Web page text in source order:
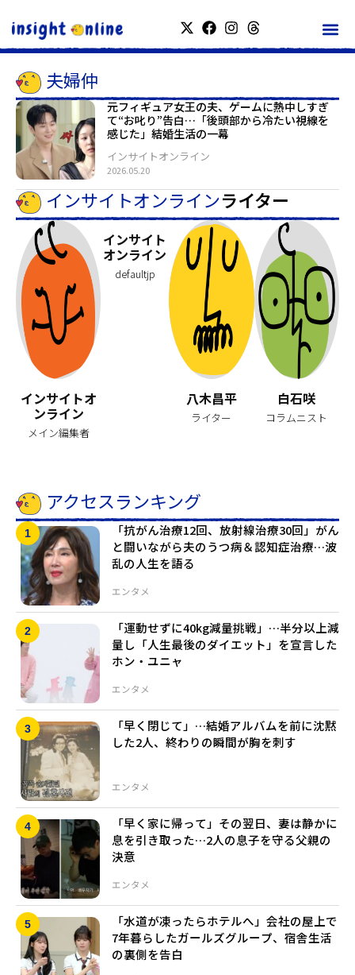
夫婦仲
元フィギュア女王の夫、ゲームに熱中しすぎ
て“お叱り”告白…「後頭部から冷たい視線を
感じた」結婚生活の一幕
2026.05.20
インサイトオンライン
インサイトオンラインライター
インサイトオ
ンライン
メイン編集者
インサイト
オンライン
defaultjp
八木昌平
ライター
白石咲
コラムニスト
アクセスランキング
エンタメ
「抗がん治療12回、放射線治療30回」がん
と闘いながら夫のうつ病＆認知症治療…波
乱の人生を語る
エンタメ
「運動せずに40kg減量挑戦」…半分以上減
量し「人生最後のダイエット」を宣言した
ホン・ユニャ
エンタメ
「早く閉じて」…結婚アルバムを前に沈黙
した2人、終わりの瞬間が胸を刺す
エンタメ
「早く家に帰って」その翌日、妻は静かに
息を引き取った…2人の息子を守る父親の
決意
「水道が凍ったらホテルへ」会社の屋上で
7年暮らしたガールズグループ、宿舎生活
の裏側を告白